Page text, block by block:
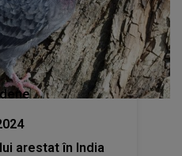
arestat în India